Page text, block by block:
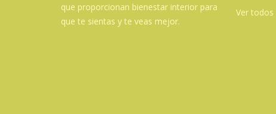
que proporcionan bienestar interior para
que te sientas y te veas mejor.
Ver todos